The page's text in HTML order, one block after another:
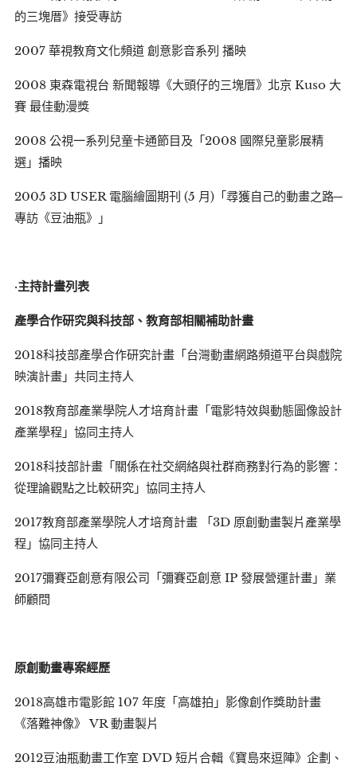
的三塊厝》接受專訪
2007 華視教育文化頻道 創意影音系列 播映
2008 東森電視台 新聞報導《大頭仔的三塊厝》北京 Kuso 大
賽 最佳動漫獎
2008 公視一系列兒童卡通節目及「2008 國際兒童影展精
選」播映
2005 3D USER 電腦繪圖期刊 (5 月)「尋獲自己的動畫之路─
專訪《豆油瓶》」
·主持計畫列表
產學合作研究與科技部、教育部相關補助計畫
2018科技部產學合作研究計畫「台灣動畫網路頻道平台與戲院
映演計畫」共同主持人
2018教育部產業學院人才培育計畫「電影特效與動態圖像設計
產業學程」協同主持人
2018科技部計畫「關係在社交網絡與社群商務對行為的影響：
從理論觀點之比較研究」協同主持人
2017教育部產業學院人才培育計畫 「3D 原創動畫製片產業學
程」協同主持人
2017彌賽亞創意有限公司「彌賽亞創意 IP 發展營運計畫」業
師顧問
原創動畫專案經歷
2018高雄市電影館 107 年度「高雄拍」影像創作獎助計畫
《落難神像》 VR 動畫製片
2012豆油瓶動畫工作室 DVD 短片合輯《寶島來逗陣》企劃、